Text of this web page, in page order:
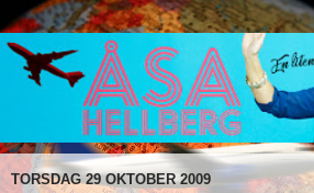
TORSDAG 29 OKTOBER 2009